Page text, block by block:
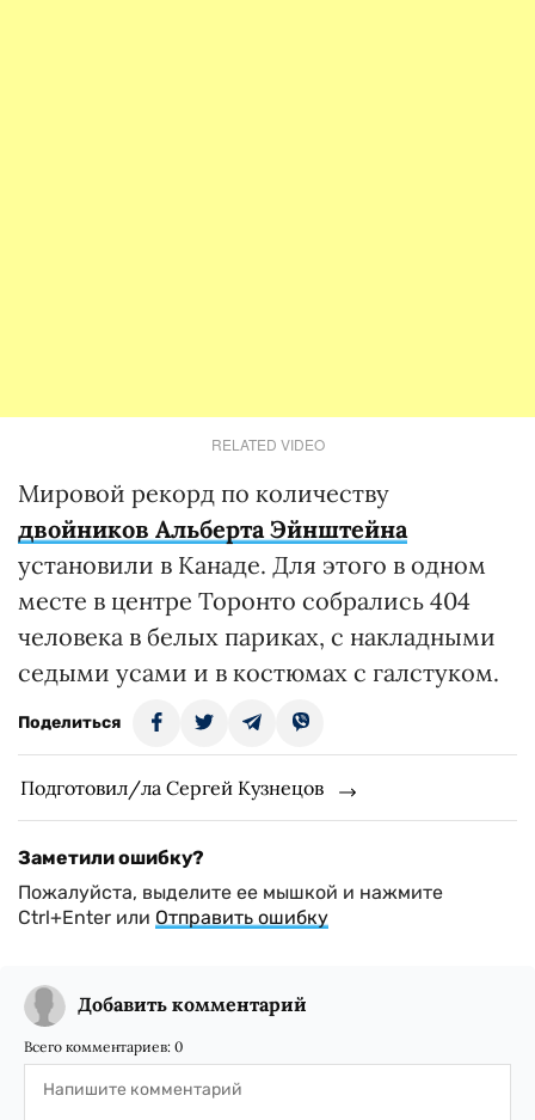
RELATED VIDEO
Мировой рекорд по количеству
двойников Альберта Эйнштейна
установили в Канаде. Для этого в одном
месте в центре Торонто собрались 404
человека в белых париках, с накладными
седыми усами и в костюмах с галстуком.
Поделиться
Подготовил/ла Сергей Кузнецов
Заметили ошибку?
Пожалуйста, выделите ее мышкой и нажмите
Ctrl+Enter или Отправить ошибку
Добавить комментарий
Всего комментариев: 0